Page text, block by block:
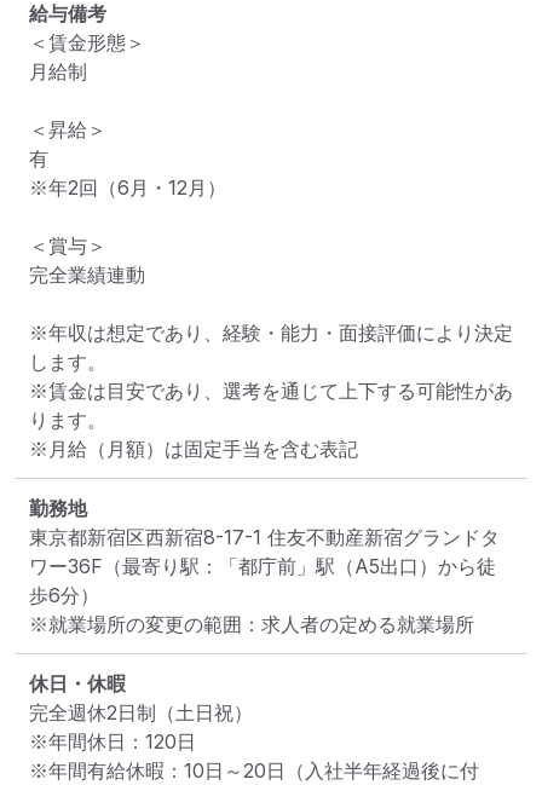
給与備考
＜賃金形態＞
月給制
＜昇給＞
有
※年2回（6月・12月）
＜賞与＞
完全業績連動
※年収は想定であり、経験・能力・面接評価により決定
します。
※賃金は目安であり、選考を通じて上下する可能性があ
ります。
※月給（月額）は固定手当を含む表記
勤務地
東京都新宿区西新宿8-17-1 住友不動産新宿グランドタ
ワー36F （最寄り駅：「都庁前」駅（A5出口）から徒
歩6分）
※就業場所の変更の範囲：求人者の定める就業場所
休日・休暇
完全週休2日制（土日祝）
※年間休日：120日
※年間有給休暇：10日～20日（入社半年経過後に付